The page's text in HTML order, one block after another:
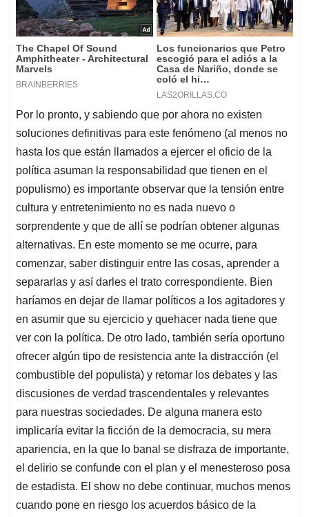
Por lo pronto, y sabiendo que por ahora no existen
soluciones definitivas para este fenómeno (al menos no
hasta los que están llamados a ejercer el oficio de la
política asuman la responsabilidad que tienen en el
populismo) es importante observar que la tensión entre
cultura y entretenimiento no es nada nuevo o
sorprendente y que de allí se podrían obtener algunas
alternativas. En este momento se me ocurre, para
comenzar, saber distinguir entre las cosas, aprender a
separarlas y así darles el trato correspondiente. Bien
haríamos en dejar de llamar políticos a los agitadores y
en asumir que su ejercicio y quehacer nada tiene que
ver con la política. De otro lado, también sería oportuno
ofrecer algún tipo de resistencia ante la distracción (el
combustible del populista) y retomar los debates y las
discusiones de verdad trascendentales y relevantes
para nuestras sociedades. De alguna manera esto
implicaría evitar la ficción de la democracia, su mera
apariencia, en la que lo banal se disfraza de importante,
el delirio se confunde con el plan y el menesteroso posa
de estadista. El show no debe continuar, muchos menos
cuando pone en riesgo los acuerdos básico de la